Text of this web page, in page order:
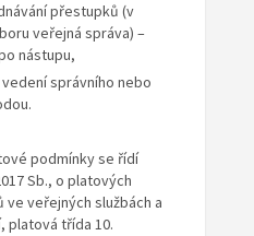
přestupků (v
veřejná správa) –
nástupu,
správního nebo
podmínky se řídí
Sb., o platových
veřejných službách a
platová třída 10.